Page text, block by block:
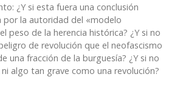
¿Y si esta fuera una conclusión
por la autoridad del «modelo
peso de la herencia histórica? ¿Y si no
de revolución que el neofascismo
una fracción de la burguesía? ¿Y si no
algo tan grave como una revolución?